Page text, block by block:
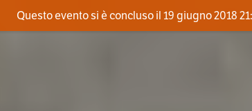
Questo evento si è concluso il 19 giugno 2018